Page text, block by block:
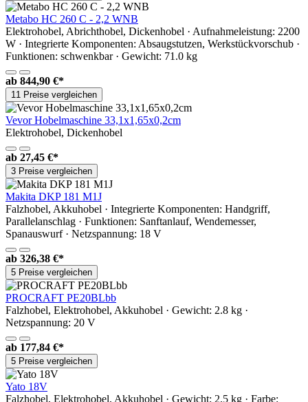
Metabo HC 260 C - 2,2 WNB
Elektrohobel, Abrichthobel, Dickenhobel · Aufnahmeleistung: 2200
W · Integrierte Komponenten: Absaugstutzen, Werkstückvorschub ·
Funktionen: schwenkbar · Gewicht: 71.0 kg
ab 844,90 €*
11 Preise vergleichen
Vevor Hobelmaschine 33,1x1,65x0,2cm
Elektrohobel, Dickenhobel
ab 27,45 €*
3 Preise vergleichen
Makita DKP 181 M1J
Falzhobel, Akkuhobel · Integrierte Komponenten: Handgriff,
Parallelanschlag · Funktionen: Sanftanlauf, Wendemesser,
Spanauswurf · Netzspannung: 18 V
ab 326,38 €*
5 Preise vergleichen
PROCRAFT PE20BLbb
Falzhobel, Elektrohobel, Akkuhobel · Gewicht: 2.8 kg ·
Netzspannung: 20 V
ab 177,84 €*
5 Preise vergleichen
Yato 18V
Falzhobel, Elektrohobel, Akkuhobel · Gewicht: 2.5 kg · Farbe: